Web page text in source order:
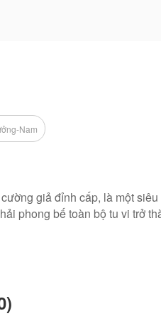
Nam
giả đỉnh cấp, là một
phong bế toàn bộ tu vi trở
tại thượng lại bị Tông môn
người bất nhân kia và quyết